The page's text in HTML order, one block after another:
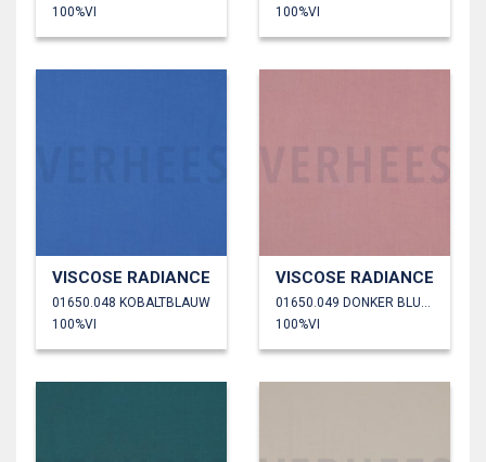
100%VI
100%VI
VISCOSE RADIANCE
01650.048 KOBALTBLAUW
100%VI
VISCOSE RADIANCE
01650.049 DONKER BLUSH
100%VI